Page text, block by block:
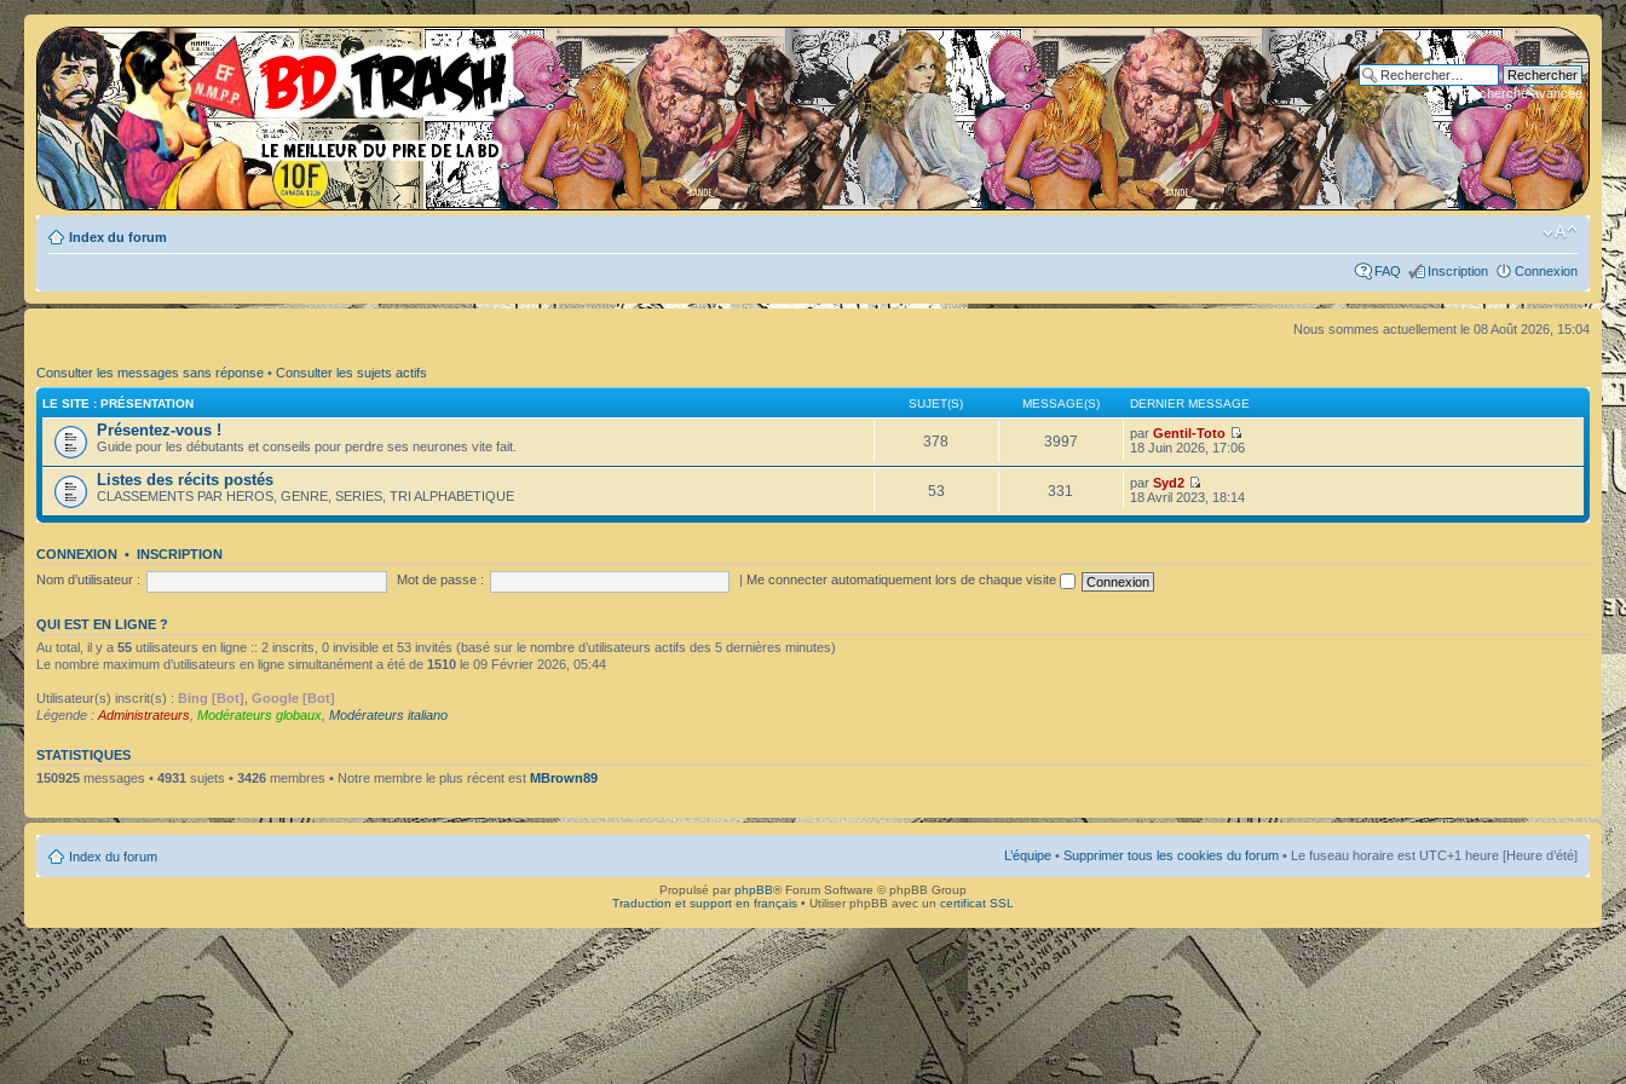
Recherche avancée
Index du forum
FAQ Inscription Connexion
Nous sommes actuellement le 08 Août 2026, 15:04
Consulter les messages sans réponse • Consulter les sujets actifs
LE SITE : PRÉSENTATION SUJET(S) MESSAGE(S) DERNIER MESSAGE
Présentez-vous !
Guide pour les débutants et conseils pour perdre ses neurones vite fait. 378 3997 par Gentil-Toto
18 Juin 2026, 17:06
Listes des récits postés
CLASSEMENTS PAR HEROS, GENRE, SERIES, TRI ALPHABETIQUE 53 331 par Syd2
18 Avril 2023, 18:14
CONNEXION • INSCRIPTION
Nom d’utilisateur :
Mot de passe : Me connecter automatiquement lors de chaque visite
QUI EST EN LIGNE ?
Au total, il y a 55 utilisateurs en ligne :: 2 inscrits, 0 invisible et 53 invités (basé sur le nombre d’utilisateurs actifs des 5 dernières minutes)
Le nombre maximum d’utilisateurs en ligne simultanément a été de 1510 le 09 Février 2026, 05:44
Utilisateur(s) inscrit(s) : Bing [Bot] Google [Bot]
Légende : Administrateurs Modérateurs globaux Modérateurs italiano
STATISTIQUES
150925 messages • 4931 sujets • 3426 membres • Notre membre le plus récent est MBrown89
Index du forum L’équipe • Supprimer tous les cookies du forum • Le fuseau horaire est UTC+1 heure [Heure d’été]
Propulsé par phpBB® Forum Software © phpBB Group
Traduction et support en français • Utiliser phpBB avec un certificat SSL